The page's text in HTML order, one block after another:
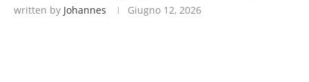
written by Johannes Giugno 12, 2026